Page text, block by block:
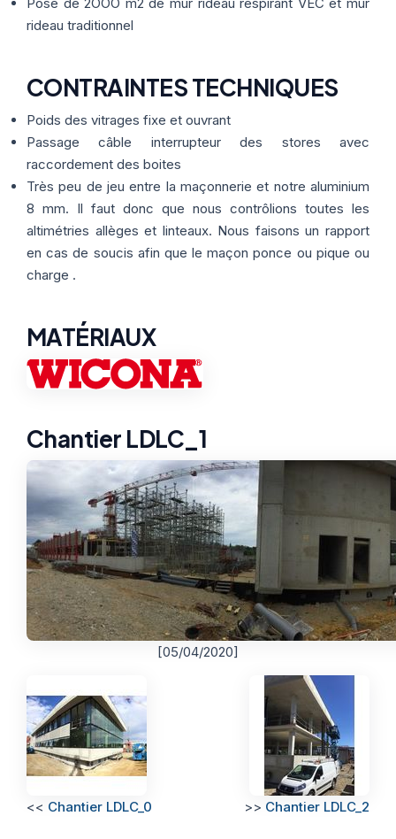
Nos Formules ACTUALITÉS
CONTACT
rideau traditionnel
CONTRAINTES TECHNIQUES
Poids des vitrages fixe et ouvrant
Passage câble interrupteur des stores avec
raccordement des boites
Très peu de jeu entre la maçonnerie et notre aluminium
8 mm. Il faut donc que nous contrôlions toutes les
altimétries allèges et linteaux. Nous faisons un rapport
en cas de soucis afin que le maçon ponce ou pique ou
charge .
MATÉRIAUX
Chantier LDLC_1
[05/04/2020]
<< Chantier LDLC_0 >> Chantier LDLC_2